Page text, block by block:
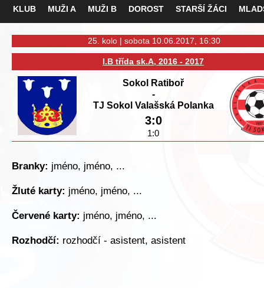
KLUB MUŽI A MUŽI B DOROST STARŠÍ ŽÁCI
25. kolo | sobota 10.06.2017, 16:30
I.B třída sk.A, 2016 - 2017
Sokol Ratiboř
-
TJ Sokol Valašská Polanka
3:0
1:0
Branky: jméno, jméno, ...
Žluté karty: jméno, jméno, ...
Červené karty: jméno, jméno, ...
Rozhodčí: rozhodčí - asistent, asistent